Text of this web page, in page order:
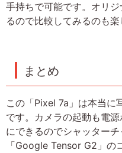
手持ちで可能です。オリ
るので比較してみるのも楽
まとめ
この「Pixel 7a」は本当に
です。カメラの起動も電
にできるのでシャッターチ
「Google Tensor G2」の